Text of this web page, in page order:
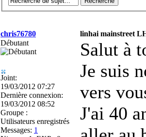
chris76780
linhai mainstreet
Débutant
Joint:
19/03/2012 07:27
Dernière connexion:
19/03/2012 08:52
Groupe :
Utilisateurs enregistrés
Messages: 1
Salut à
Je suis
vers
J'ai 40